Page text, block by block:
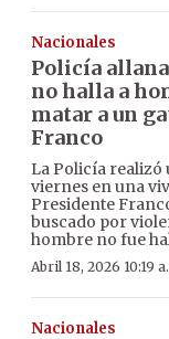
Nacionales
Policía
no halla a
matar a un
Franco
La Policía realizó
viernes en una
Presidente
buscado por
hombre no fue
Abril 18, 2026 10:19
Nacionales